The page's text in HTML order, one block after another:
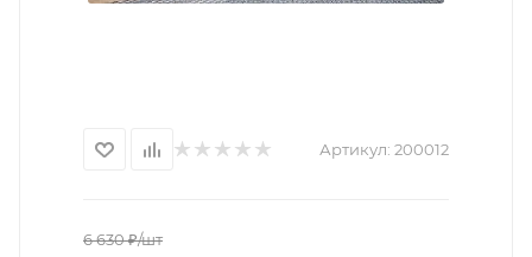
Артикул: 200012
6 630₽/шт